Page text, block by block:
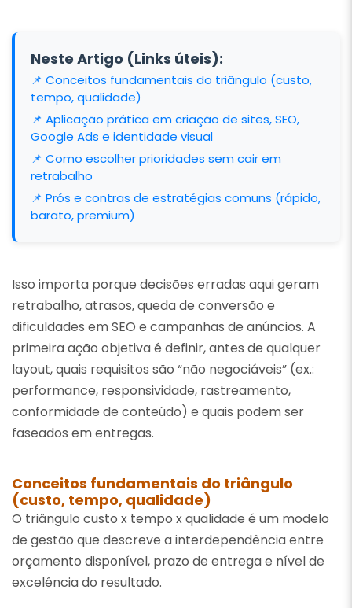
Neste Artigo (Links úteis):
📌 Conceitos fundamentais do triângulo (custo,
tempo, qualidade)
📌 Aplicação prática em criação de sites, SEO,
Google Ads e identidade visual
📌 Como escolher prioridades sem cair em
retrabalho
📌 Prós e contras de estratégias comuns (rápido,
barato, premium)
Isso importa porque decisões erradas aqui geram
retrabalho, atrasos, queda de conversão e
dificuldades em SEO e campanhas de anúncios. A
primeira ação objetiva é definir, antes de qualquer
layout, quais requisitos são “não negociáveis” (ex.:
performance, responsividade, rastreamento,
conformidade de conteúdo) e quais podem ser
faseados em entregas.
Conceitos fundamentais do triângulo
(custo, tempo, qualidade)
O triângulo custo x tempo x qualidade é um modelo
de gestão que descreve a interdependência entre
orçamento disponível, prazo de entrega e nível de
excelência do resultado.